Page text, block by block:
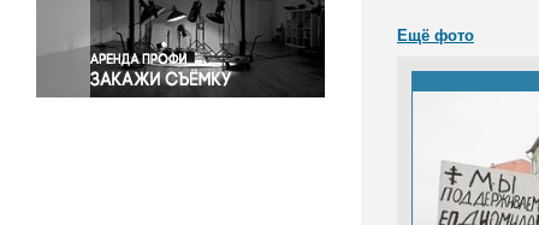
Экология
Экономика и бизнес
Ещё фото